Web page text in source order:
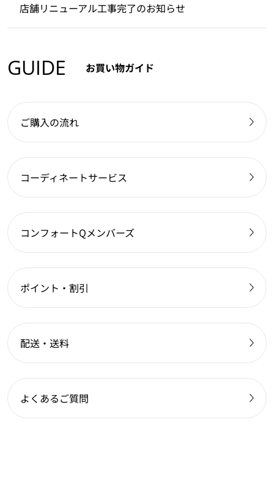
店舗リニューアル工事完了のお知らせ
GUIDE お買い物ガイド
ご購入の流れ
コーディネートサービス
コンフォートQメンバーズ
ポイント・割引
配送・送料
よくあるご質問